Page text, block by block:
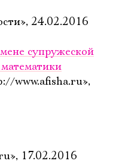
24.02.2016
супружеской
www.afisha.ru»,
17.02.2016